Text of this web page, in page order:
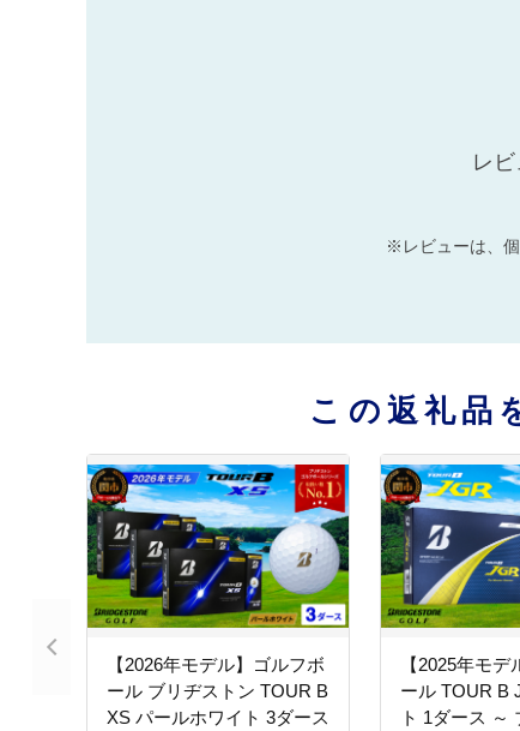
レ
※レビューは、
この返礼品
【2026年モデル】ゴルフボ
ール ブリヂストン TOUR B
XS パールホワイト 3ダース
【2025年モ
ール TOUR B
ト 1ダース ～